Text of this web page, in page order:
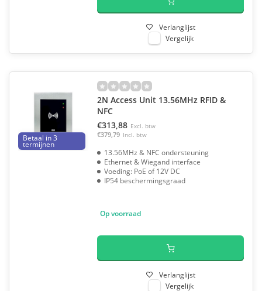
Verlanglijst
Vergelijk
Betaal in 3
termijnen
2N Access Unit 13.56MHz RFID &
NFC
€313,88 Excl. btw
€379,79 Incl. btw
13.56MHz & NFC ondersteuning
Ethernet & Wiegand interface
Voeding: PoE of 12V DC
IP54 beschermingsgraad
Op voorraad
Verlanglijst
Vergelijk